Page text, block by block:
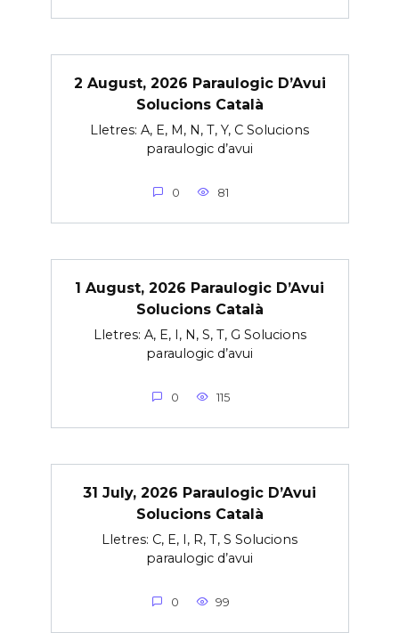
2 August, 2026 Paraulogic D’Avui
Solucions Català
Lletres: A, E, M, N, T, Y, C Solucions
paraulogic d’avui
0 81
1 August, 2026 Paraulogic D’Avui
Solucions Català
Lletres: A, E, I, N, S, T, G Solucions
paraulogic d’avui
0 115
31 July, 2026 Paraulogic D’Avui
Solucions Català
Lletres: C, E, I, R, T, S Solucions
paraulogic d’avui
0 99